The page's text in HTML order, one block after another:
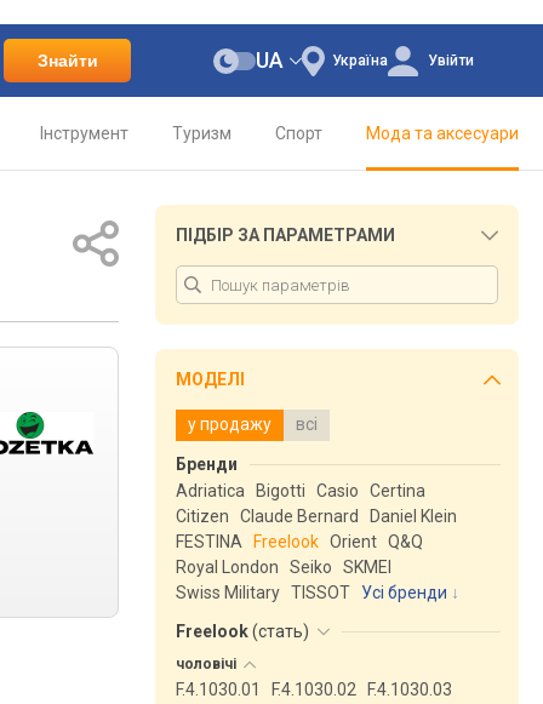
Знайти Україна
UA Увійти
Інструмент Туризм Спорт Мода та аксесуари
ПІДБІР ЗА ПАРАМЕТРАМИ
МОДЕЛІ
у продажу всі
Бренди
Adriatica
Bigotti Casio
Certina
Citizen
Claude Bernard
Daniel Klein
FESTINA
Freelook Orient Q&Q
Royal London
Seiko
SKMEI
Swiss Military TISSOT
Усі бренди
Freelook(стать)
чоловічі
F.4.1030.01 F.4.1030.02
F.4.1030.03